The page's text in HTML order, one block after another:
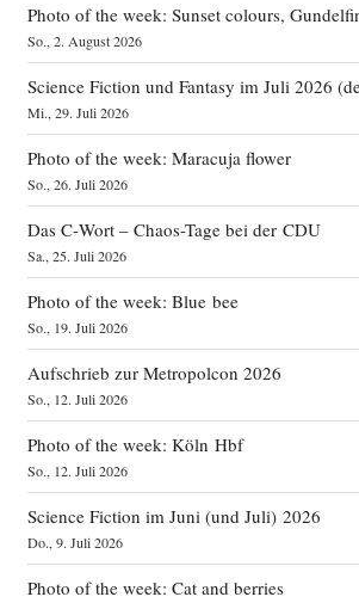
Photo of the week: Sunset colours,
So., 2. August 2026
Science Fiction und Fantasy im Juli 2026
Mi., 29. Juli 2026
Photo of the week: Maracuja flower
So., 26. Juli 2026
Das C‑Wort – Chaos-Tage bei der CDU
Sa., 25. Juli 2026
Photo of the week: Blue bee
So., 19. Juli 2026
Aufschrieb zur Metropolcon 2026
So., 12. Juli 2026
Photo of the week: Köln Hbf
So., 12. Juli 2026
Science Fiction im Juni (und Juli) 2026
Do., 9. Juli 2026
Photo of the week: Cat and berries